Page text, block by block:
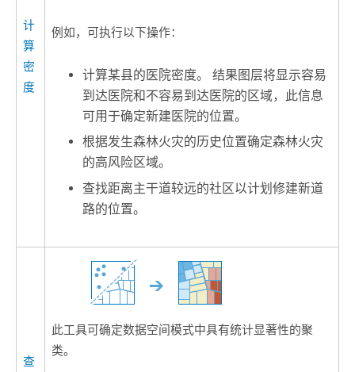
计
算
密
度
例如，可执行以下操作：
计算某县的医院密度。 结果图层将显示容易
到达医院和不容易到达医院的区域，此信息
可用于确定新建医院的位置。
根据发生森林火灾的历史位置确定森林火灾
的高风险区域。
查找距离主干道较远的社区以计划修建新道
路的位置。
查
此工具可确定数据空间模式中具有统计显著性的聚
类。